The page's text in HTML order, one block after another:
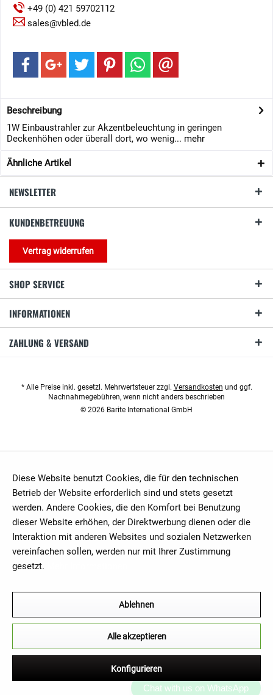
+49 (0) 421 59702112
sales@vbled.de
Beschreibung
1W Einbaustrahler zur Akzentbeleuchtung in geringen
Deckenhöhen oder überall dort, wo wenig... mehr
Ähnliche Artikel
NEWSLETTER
KUNDENBETREUUNG
Vertrag widerrufen
SHOP SERVICE
INFORMATIONEN
ZAHLUNG & VERSAND
* Alle Preise inkl. gesetzl. Mehrwertsteuer zzgl. Versandkosten und ggf.
Nachnahmegebühren, wenn nicht anders beschrieben
© 2026 Barite International GmbH
Diese Website benutzt Cookies, die für den technischen
Betrieb der Website erforderlich sind und stets gesetzt
werden. Andere Cookies, die den Komfort bei Benutzung
dieser Website erhöhen, der Direktwerbung dienen oder die
Interaktion mit anderen Websites und sozialen Netzwerken
vereinfachen sollen, werden nur mit Ihrer Zustimmung
gesetzt.
Ablehnen
Alle akzeptieren
Konfigurieren
Chat with us on WhatsApp